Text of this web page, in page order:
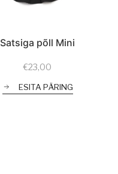
Satsiga põll Mini
€23,00
ESITA PÄRING